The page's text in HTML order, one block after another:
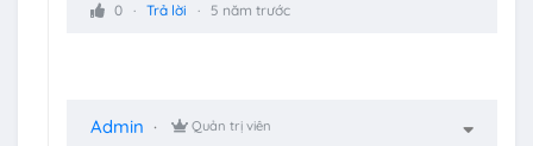
0 Trả lời 5 năm trước
Admin Quản trị viên